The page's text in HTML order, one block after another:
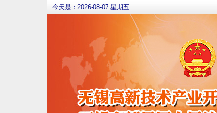
今天是： 2026-08-07 星期五